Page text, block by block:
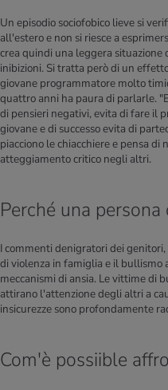
Un episodio sociofobico lieve si
all'estero e non si riesce a
crea quindi una leggera situazione
inibizioni. Si tratta però di un
giovane programmatore molto
quattro anni ha paura di parlarle.
di pensieri negativi, evita di fare il
giovane e di successo evita di
piacciono le chiacchiere e pensa
atteggiamento critico negli altri.
Perché una
I commenti denigratori dei
di violenza in famiglia e il bullismo
meccanismi di ansia. Le vittime di
attirano l'attenzione degli altri a
insicurezze sono profondamente
Com'è possiible